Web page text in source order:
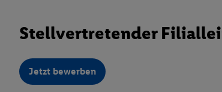
Stellvertretender
Jetzt bewerben